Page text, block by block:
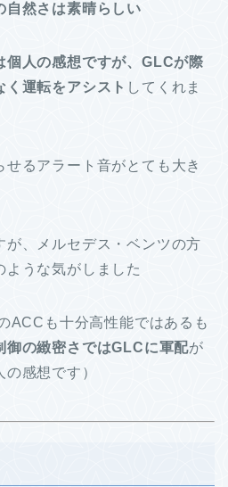
自然さは素晴らしい
個人の感想ですが、GLCが際
く運転をアシスト してくれま
せるアラート音がとても大き
が、メルセデス・ベンツの方
ような気がしました
ACCも十分高性能ではあるも
御の緻密さではGLCに軍配が
の感想です）